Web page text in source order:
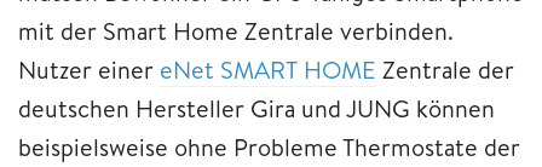
mit der Smart Home Zentrale verbinden.
Nutzer einer eNet SMART HOME Zentrale der
deutschen Hersteller Gira und JUNG können
beispielsweise ohne Probleme Thermostate der